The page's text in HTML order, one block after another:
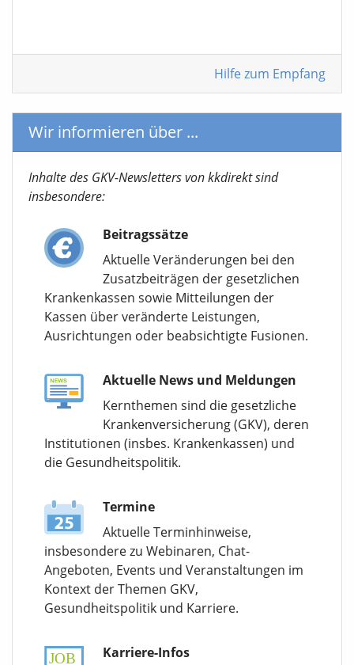
Hilfe zum Empfang
Wir informieren über ...
Inhalte des GKV-Newsletters von kkdirekt sind
insbesondere:
Beitragssätze
Aktuelle Veränderungen bei den
Zusatzbeiträgen der gesetzlichen
Krankenkassen sowie Mitteilungen der
Kassen über veränderte Leistungen,
Ausrichtungen oder beabsichtigte Fusionen.
Aktuelle News und Meldungen
Kernthemen sind die gesetzliche
Krankenversicherung (GKV), deren
Institutionen (insbes. Krankenkassen) und
die Gesundheitspolitik.
Termine
Aktuelle Terminhinweise,
insbesondere zu Webinaren, Chat-
Angeboten, Events und Veranstaltungen im
Kontext der Themen GKV,
Gesundheitspolitik und Karriere.
Karriere-Infos